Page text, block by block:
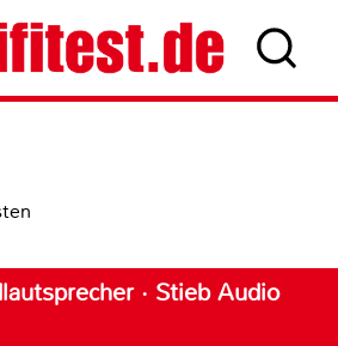
· Stieb Audio